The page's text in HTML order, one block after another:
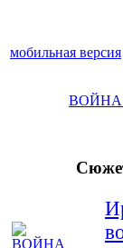
мобильная версия
ВОЙНА